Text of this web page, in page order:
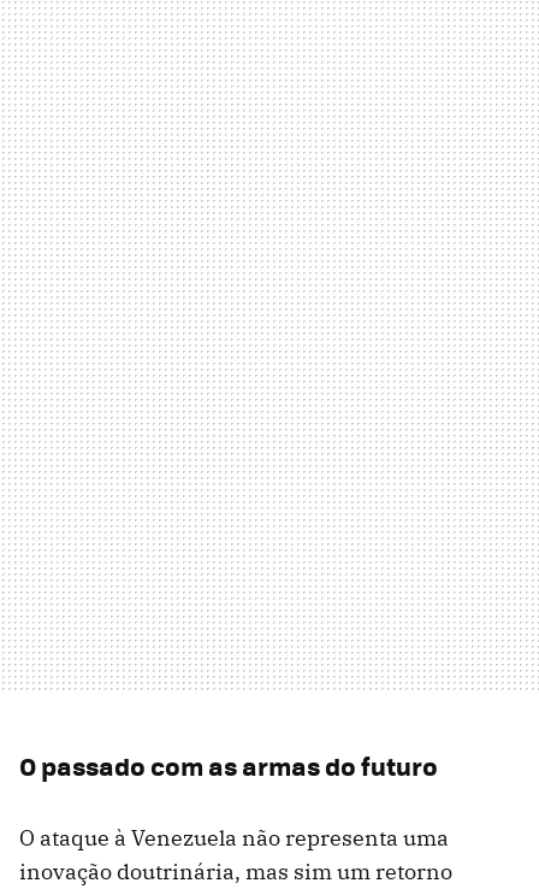
O passado com as armas do futuro
O ataque à Venezuela não representa uma
inovação doutrinária, mas sim um retorno